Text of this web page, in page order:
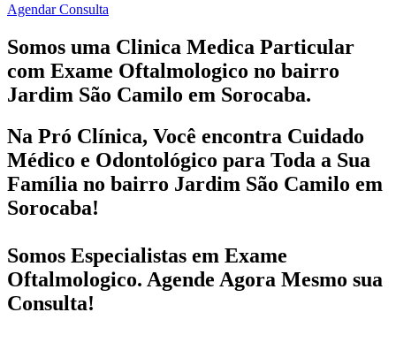
Agendar Consulta
Somos uma Clinica Medica Particular
com Exame Oftalmologico no bairro
Jardim São Camilo em Sorocaba.
Na Pró Clínica, Você encontra Cuidado
Médico e Odontológico para Toda a Sua
Família no bairro Jardim São Camilo em
Sorocaba!
Somos Especialistas em Exame
Oftalmologico. Agende Agora Mesmo sua
Consulta!